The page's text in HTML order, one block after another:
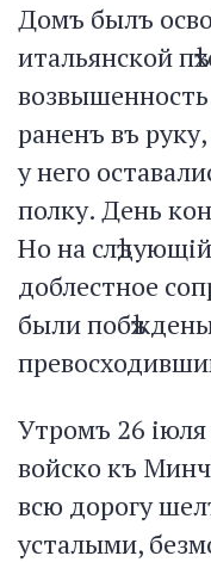
Домъ былъ
итальянской
раненъ въ
у него
полку. День
Но на
доблестное
были
Утромъ 26
войско къ
всю дорогу
усталыми,